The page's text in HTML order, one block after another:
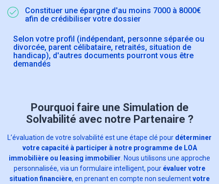
Constituer une épargne d'au moins 7000 à 8000€
afin de crédibiliser votre dossier
Selon votre profil (indépendant, personne séparée ou
divorcée, parent célibataire, retraités, situation de
handicap), d'autres documents pourront vous être
demandés
Pourquoi faire une Simulation de
Solvabilité avec notre Partenaire ?
L’évaluation de votre solvabilité est une étape clé pour déterminer
votre capacité à participer à notre programme de LOA
immobilière ou leasing immobilier . Nous utilisons une approche
personnalisée, via un formulaire intelligent, pour évaluer votre
situation financière, en prenant en compte non seulementvotre